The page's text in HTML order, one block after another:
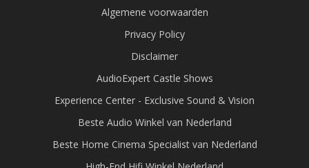
Algemene voorwaarden
Privacy Policy
Disclaimer
AudioExpert Castle Shows
Experience Center - Exclusive Sound & Vision
Beste Audio Winkel van Nederland
Beste Home Cinema Specialist van Nederland